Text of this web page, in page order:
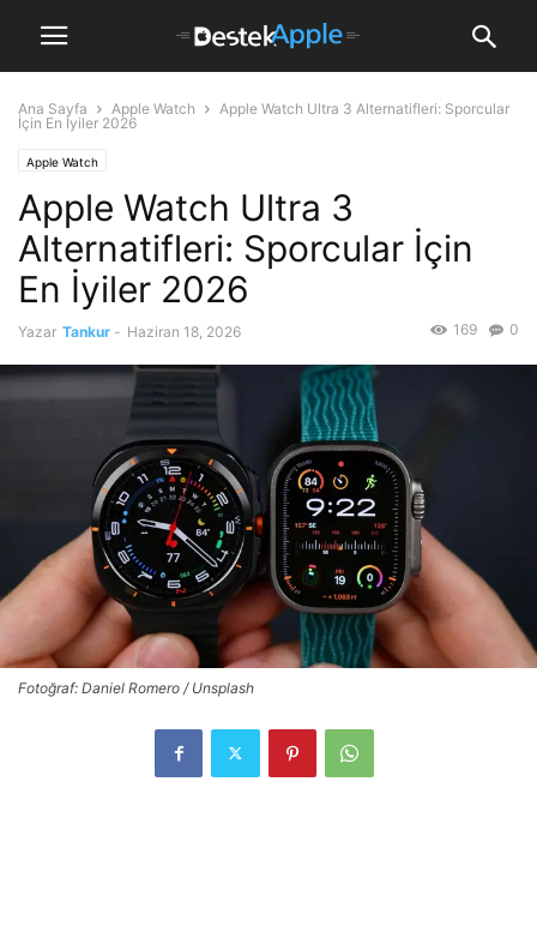
Ana Sayfa Apple Watch
Apple Watch Ultra 3 Alternatifleri: Sporcular
İçin En İyiler 2026
Apple Watch
Apple Watch Ultra 3
Alternatifleri: Sporcular İçin
En İyiler 2026
Yazar Tankur - Haziran 18, 2026 0
169
Fotoğraf: Daniel Romero / Unsplash